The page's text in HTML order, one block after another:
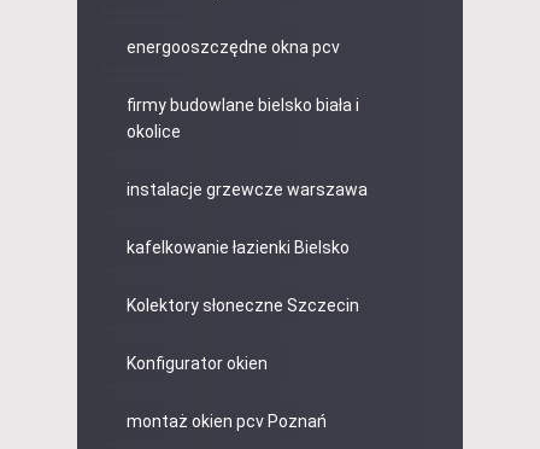
energooszczędne okna pcv
firmy budowlane bielsko biała i
okolice
instalacje grzewcze warszawa
kafelkowanie łazienki Bielsko
Kolektory słoneczne Szczecin
Konfigurator okien
montaż okien pcv Poznań